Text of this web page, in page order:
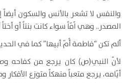
والنفس لا تشعر بالأنس والسكون أيضاً
المصدر.. وهي اُمّاً سواء كانت بنتاً أو
ألم تكن “فاطمة أُمّ أبيها” كما في
لأنّ النبي(ص) كان يرجع من كفاحه
أيّامه، يرجع متعباً منهكاً متوزع